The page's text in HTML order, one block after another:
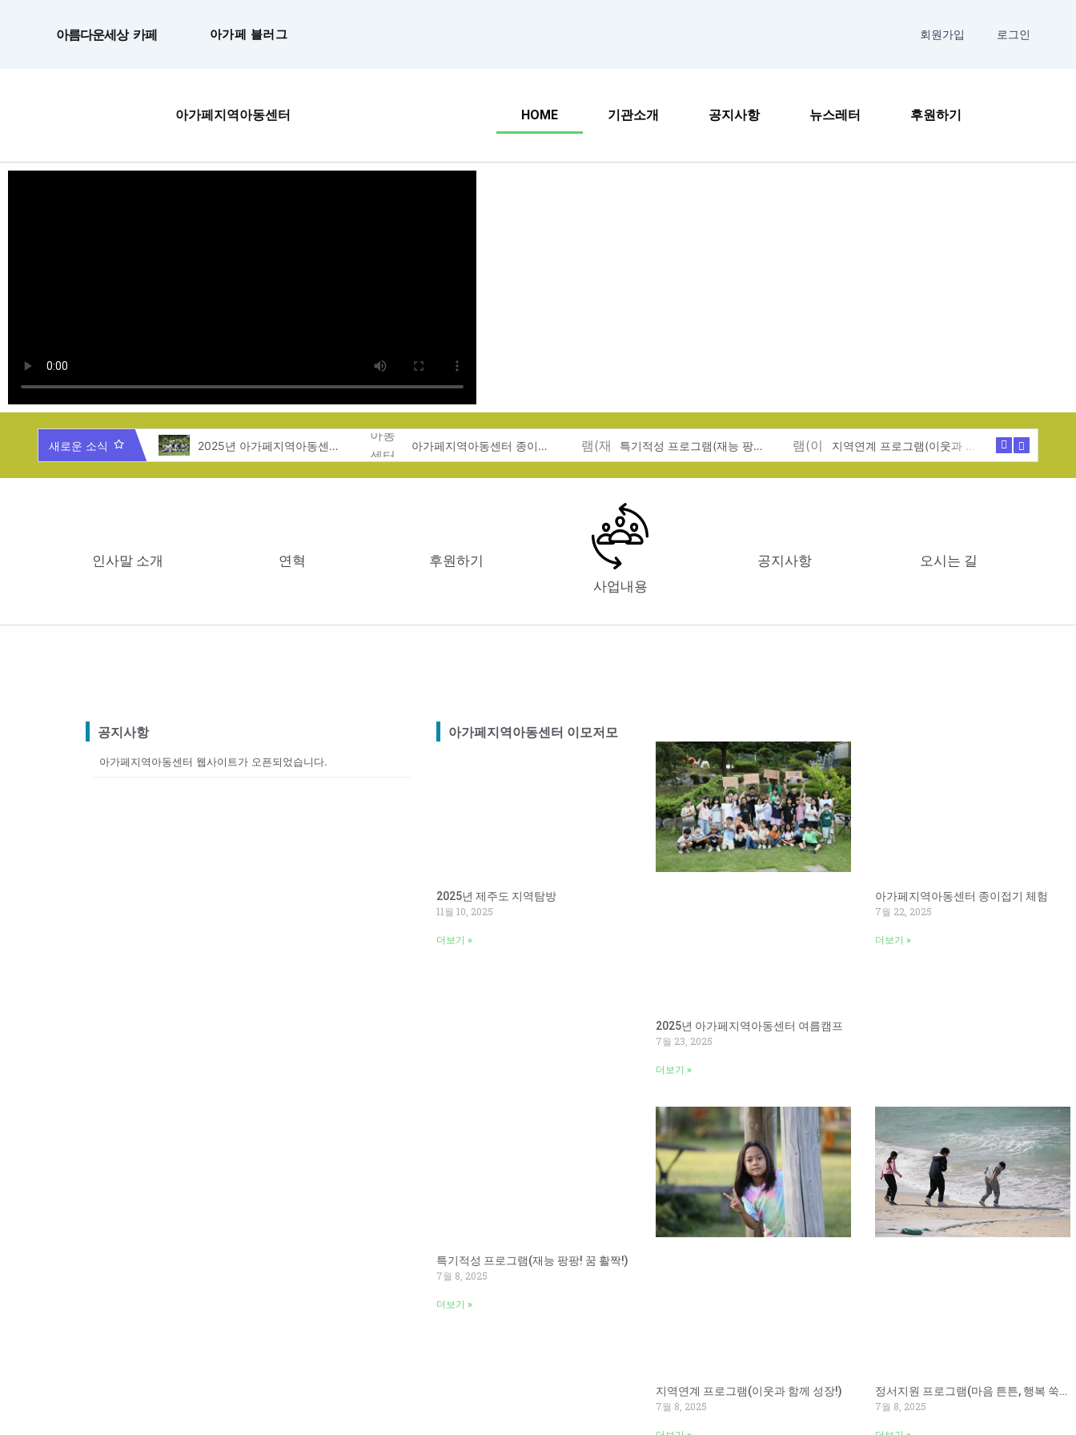
아가페 블러그
아름다운세상 카페 회원가입 로그인
아가페지역아동센터 HOME 기관소개 공지사항 뉴스레터 후원하기
새로운 소식
년 제주도 지역탐방 2025년 아가페지역아동센터 여름캠프 아가페지역아동센터 종이접기 체험 특기적성 프로그램(재능 팡팡! 꿈 활짝!) 지역연계 프로그램(이웃과 함께 성장!)
인사말 소개 연혁
후원하기
사업내용
공지사항 오시는 길
공지사항
아가페지역아동센터 웹사이트가 오픈되었습니다.
아가페지역아동센터 이모저모
2025년 제주도 지역탐방
11월 10, 2025
더보기 »
2025년 아가페지역아동센터 여름캠프
7월 23, 2025
더보기 »
아가페지역아동센터 종이접기 체험
7월 22, 2025
더보기 »
특기적성 프로그램(재능 팡팡! 꿈 활짝!)
7월 8, 2025
더보기 »
지역연계 프로그램(이웃과 함께 성장!)
7월 8, 2025
정서지원 프로그램(마음 튼튼, 행복 쑥쑥!)
7월 8, 2025
PagePage